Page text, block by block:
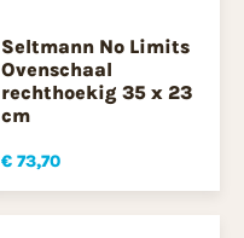
Seltmann No Limits
Ovenschaal
rechthoekig 35 x 23
cm
€ 73,70